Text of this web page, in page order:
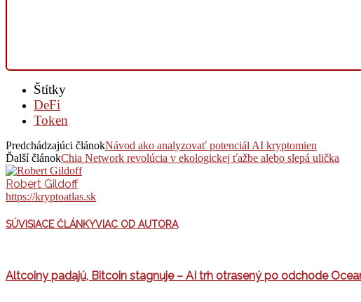
Štítky
DeFi
Token
Predchádzajúci článokNávod ako analyzovať potenciál AI kryptomien
Ďalší článokChia Network revolúcia v ekologickej ťažbe alebo slepá ulička
Robert Gildoff
https://kryptoatlas.sk
SÚVISIACE ČLÁNKYVIAC OD AUTORA
Altcoiny padajú, Bitcoin stagnuje – AI trh otrasený po odchode